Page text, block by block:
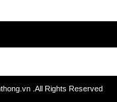
.All Rights Reserved